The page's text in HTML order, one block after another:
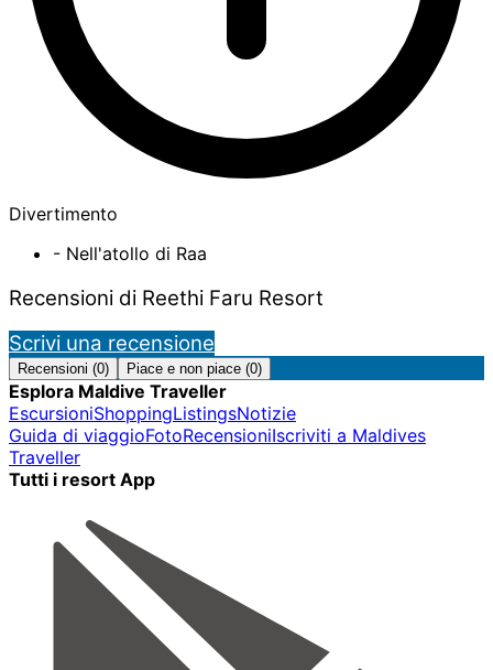
Divertimento
- Nell'atollo di Raa
Recensioni di Reethi Faru Resort
Scrivi una recensione
Recensioni (0) Piace e non piace (0)
Esplora Maldive Traveller
EscursioniShoppingListingsNotizie
Guida di viaggioFotoRecensioniIscriviti a Maldives
Traveller
Tutti i resort App